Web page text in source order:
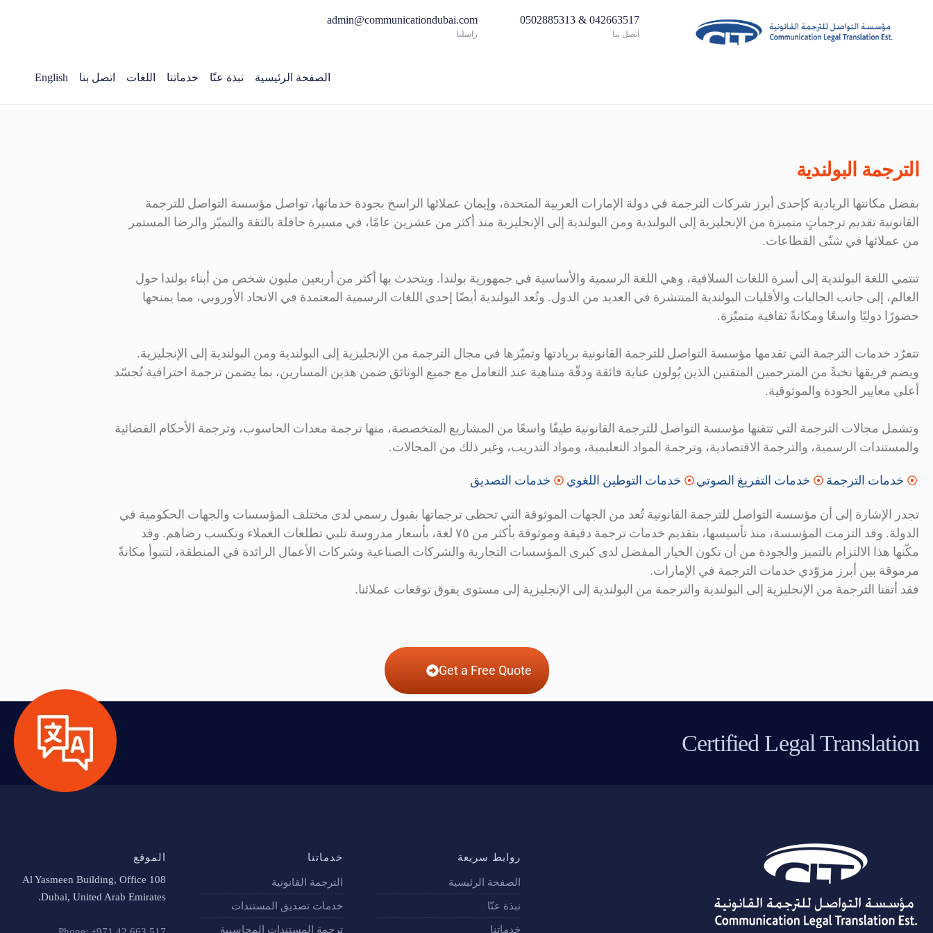
042663517 & 0502885313
اتصل بنا
admin@communicationdubai.com
راسلنا
الصفحة الرئيسية نبذة عنّا خدماتنا اللغات اتصل بنا English
الترجمة البولندية
بفضل مكانتها الريادية كإحدى أبرز شركات الترجمة في دولة الإمارات العربية المتحدة، وإيمان عملائها الراسخ بجودة خدماتها، تواصل مؤسسة التواصل للترجمة
القانونية تقديم ترجماتٍ متميزة من الإنجليزية إلى البولندية ومن البولندية إلى الإنجليزية منذ أكثر من عشرين عامًا، في مسيرة حافلة بالثقة والتميّز والرضا المستمر
من عملائها في شتّى القطاعات.
تنتمي اللغة البولندية إلى أسرة اللغات السلافية، وهي اللغة الرسمية والأساسية في جمهورية بولندا. ويتحدث بها أكثر من أربعين مليون شخص من أبناء بولندا حول
العالم، إلى جانب الجاليات والأقليات البولندية المنتشرة في العديد من الدول. وتُعد البولندية أيضًا إحدى اللغات الرسمية المعتمدة في الاتحاد الأوروبي، مما يمنحها
حضورًا دوليًا واسعًا ومكانةً ثقافية متميّزة.
تتفرّد خدمات الترجمة التي تقدمها مؤسسة التواصل للترجمة القانونية بريادتها وتميّزها في مجال الترجمة من الإنجليزية إلى البولندية ومن البولندية إلى الإنجليزية.
ويضم فريقها نخبةً من المترجمين المتقنين الذين يُولون عناية فائقة ودقّة متناهية عند التعامل مع جميع الوثائق ضمن هذين المسارين، بما يضمن ترجمة احترافية تُجسّد
أعلى معايير الجودة والموثوقية.
وتشمل مجالات الترجمة التي تتقنها مؤسسة التواصل للترجمة القانونية طيفًا واسعًا من المشاريع المتخصصة، منها ترجمة معدات الحاسوب، وترجمة الأحكام القضائية
والمستندات الرسمية، والترجمة الاقتصادية، وترجمة المواد التعليمية، ومواد التدريب، وغير ذلك من المجالات.
خدمات الترجمة خدمات التفريغ الصوتي خدمات التوطين اللغوي خدمات التصديق
تجدر الإشارة إلى أن مؤسسة التواصل للترجمة القانونية تُعد من الجهات الموثوقة التي تحظى ترجماتها بقبول رسمي لدى مختلف المؤسسات والجهات الحكومية في
الدولة. وقد التزمت المؤسسة، منذ تأسيسها، بتقديم خدمات ترجمة دقيقة وموثوقة بأكثر من ٧٥ لغة، بأسعار مدروسة تلبي تطلعات العملاء وتكسب رضاهم. وقد
مكّنها هذا الالتزام بالتميز والجودة من أن تكون الخيار المفضل لدى كبرى المؤسسات التجارية والشركات الصناعية وشركات الأعمال الرائدة في المنطقة، لتتبوأ مكانةً
مرموقة بين أبرز مزوّدي خدمات الترجمة في الإمارات.
فقد أتقنا الترجمة من الإنجليزية إلى البولندية والترجمة من البولندية إلى الإنجليزية إلى مستوى يفوق توقعات عملائنا.
Get a Free Quote
Certified Legal Translation
روابط سريعة
الصفحة الرئيسية
نبذة عنّا
خدماتنا
خدماتنا
الترجمة القانونية
خدمات تصديق المستندات
ترجمة المستندات المحاسبية
الموقع
Al Yasmeen Building, Office 108
Dubai, United Arab Emirates.